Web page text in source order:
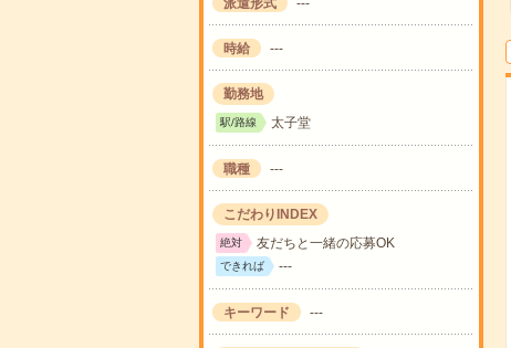
時給 ---
勤務地
駅/路線 太子堂
職種 ---
こだわりINDEX
絶対 友だちと一緒の応募OK
できれば ---
キーワード ---